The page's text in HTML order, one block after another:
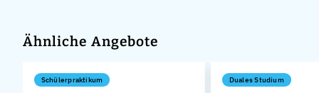
Ähnliche Angebote
Schülerpraktikum Duales Studium